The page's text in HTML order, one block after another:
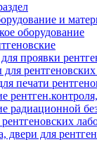
и
оборудование
проявки
для
печати
радиационной
двери для